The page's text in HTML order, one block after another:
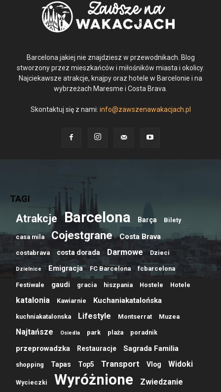
Barcelona jakiej nie znajdziesz w przewodnikach. Blog
stworzony przez mieszkańców i miłośników miasta i okolicy.
Najciekawsze atrakcje, knajpy oraz hotele w Barcelonie i na
wybrzeżach Maresme i Costa Brava.
Skontaktuj się z nami: info@zawszenawakacjach.pl
TAGI
Atrakcje Barcelona Barça Bilety
casa mila Cojestgrane Costa Brava
costabrava costa dorada Darmowe Dzieci
Dzielnice Emigracja FC Barcelona fcbarcelona
Festiwale gaudi gracia hiszpania Hostele Hotele
katalonia Kawiarnie Kuchaniakatalońska
kuchniakatalonska Lifestyle Montserrat Muzea
Najtańsze Osiedla park plaża poradnik
przeprowadzka Restauracje Sagrada Familia
shopping Tapas Top5 Transport Vlog Widoki
Wycieczki Wyróżnione Zwiedzanie